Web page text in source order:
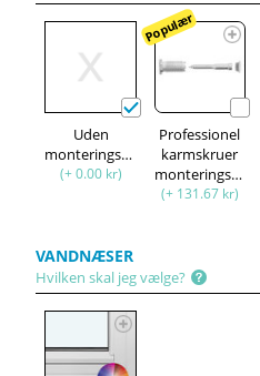
Uden
monteringssæt
(+ 0.00 kr)
Populær
Professionel
karmskruer
monteringssæt
(+ 131.67 kr)
VANDNÆSER
Hvilken skal jeg vælge?